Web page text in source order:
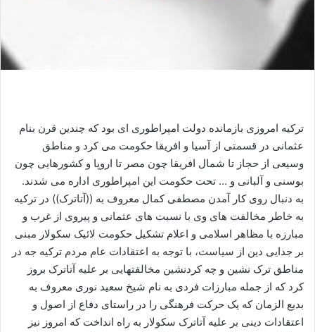
ترکیه امروزی بازمانده دولت امپراطوری ای بود که چندین قرن بنام
عثمانی در قسمتی از آسیا و افریقا حکومت می کرد و مناطق
وسیعی از حجاز تا شمال افریقا چون مصر تا اروپا و کشورهایی چون
بوسنی و آلبانی و … تحت حکومت این امپراطوری اداره می شدند.
به دنبال روی کار آمدن مصطفی کمال معروف به ((آتاترک)) در ترکیه
به خاطر مخالفت های وی با نسبت های عثمانی و پیروی از غرب و
مبارزه با مظاهر اسلامی و اعلام تشکیل حکومت لائیک سکولار مبنی
بر جدایی دین از سیاست، با توجه به اعتقادات عام مردم ترکیه جه در
مناطق ترک نشین و چه کردنشین مخالفتهایی بر علیه آتاترک بروز
کرد که از جمله مبارزات فردی به نام شیخ سعید نوری معروف به
بدیع الزمان که یک حرکت فرهنگی را در راستای دفاع از اصول و
اعتقادات دینی بر علیه آتاترک سکولار به راه انداخت که امروز نیز